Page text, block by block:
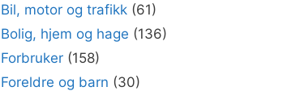
Bil, motor og trafikk (61)
Bolig, hjem og hage (136)
Forbruker (158)
Foreldre og barn (30)